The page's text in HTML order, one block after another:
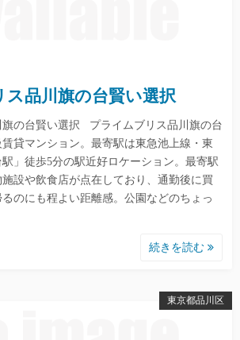
品川旗の台賢い選択
旗の台賢い選択 プライムブリス品川旗の台
貸マンション。最寄駅は東急池上線・東
」徒歩5分の駅近好ロケーション。最寄駅
設や飲食店が点在しており、通勤後に買
のにも程よい距離感。公園などのちょっ
続きを読む
東京都品川区